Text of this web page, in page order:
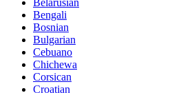
Belarusian
Bengali
Bosnian
Bulgarian
Cebuano
Chichewa
Corsican
Croatian